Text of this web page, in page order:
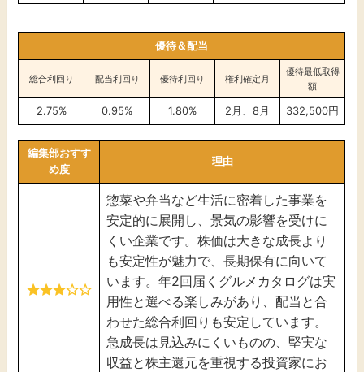
優待＆配当
総合利回り 配当利回り 優待利回り 権利確定月
優待最低取得
額
2.75% 0.95% 1.80% 2月、8月 332,500円
編集部おすす
め度
理由
惣菜や弁当など生活に密着した事業を
安定的に展開し、景気の影響を受けに
くい企業です。株価は大きな成長より
も安定性が魅力で、長期保有に向いて
います。年2回届くグルメカタログは実
用性と選べる楽しみがあり、配当と合
わせた総合利回りも安定しています。
急成長は見込みにくいものの、堅実な
収益と株主還元を重視する投資家にお